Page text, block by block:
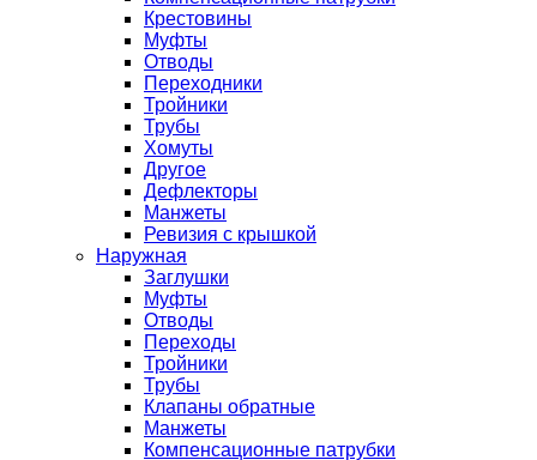
Крестовины
Муфты
Отводы
Переходники
Тройники
Трубы
Хомуты
Другое
Дефлекторы
Манжеты
Ревизия с крышкой
Наружная
Заглушки
Муфты
Отводы
Переходы
Тройники
Трубы
Клапаны обратные
Манжеты
Компенсационные патрубки